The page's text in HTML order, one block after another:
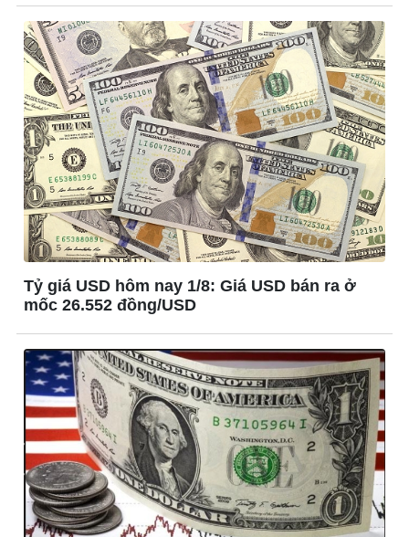
Công nghệ
Sành điệu
Tin Công nghệ
Trải nghiệm
Chuyển đổi số
Sức khỏe
Dinh dưỡng - món ngon
Cây thuốc
Sản phụ khoa
Nhi khoa
Nam khoa
Làm đẹp - giảm cân
Ăn sạch sống khỏe
Tỷ giá USD hôm nay 1/8: Giá USD bán ra ở
mốc 26.552 đồng/USD